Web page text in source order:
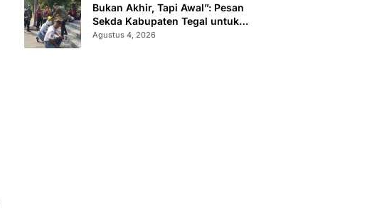
Bukan Akhir, Tapi Awal”: Pesan
Sekda Kabupaten Tegal untuk
Calon Paskibraka 2026
Agustus 4, 2026